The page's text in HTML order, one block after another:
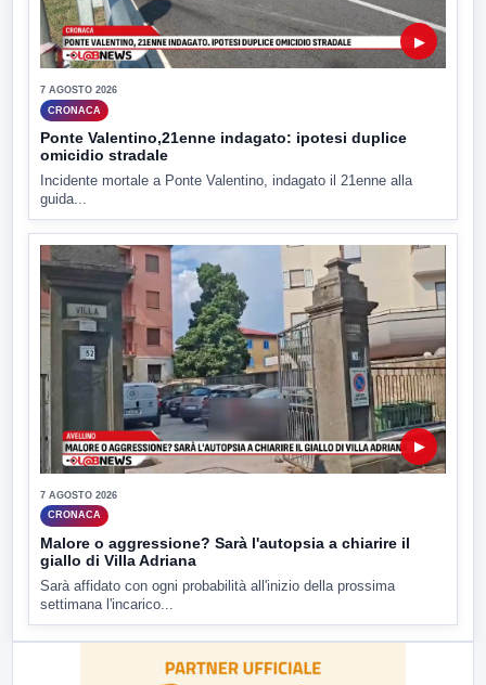
▶
7 AGOSTO 2026
CRONACA
Ponte Valentino,21enne indagato: ipotesi duplice
omicidio stradale
Incidente mortale a Ponte Valentino, indagato il 21enne alla
guida...
▶
7 AGOSTO 2026
CRONACA
Malore o aggressione? Sarà l'autopsia a chiarire il
giallo di Villa Adriana
Sarà affidato con ogni probabilità all'inizio della prossima
settimana l'incarico...